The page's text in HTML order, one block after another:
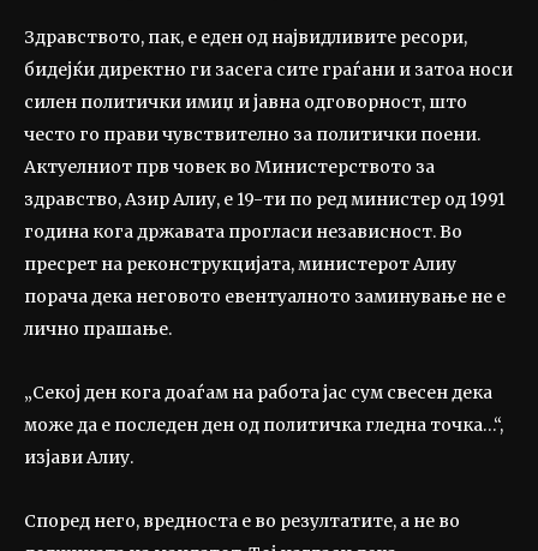
Здравството, пак, е еден од највидливите ресори,
бидејќи директно ги засега сите граѓани и затоа носи
силен политички имиџ и јавна одговорност, што
често го прави чувствително за политички поени.
Актуелниот прв човек во Министерството за
здравство, Азир Алиу, е 19-ти по ред министер од 1991
година кога државата прогласи независност. Во
пресрет на реконструкцијата, министерот Алиу
порача дека неговото евентуалното заминување не е
лично прашање.
„Секој ден кога доаѓам на работа јас сум свесен дека
може да е последен ден од политичка гледна точка…“,
изјави Алиу.
Според него, вредноста е во резултатите, а не во